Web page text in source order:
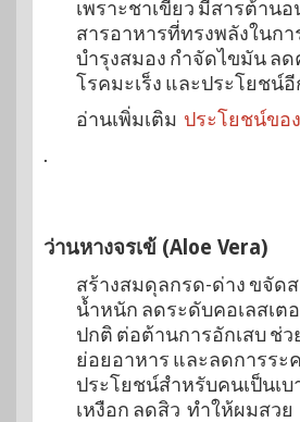
เพราะชาเขียว มีสารต้าน
สารอาหารที่ทรงพลังในก
บำรุงสมอง กำจัดไขมัน ลด
โรคมะเร็ง และประโยชน์
อ่านเพิ่มเติม ประโยชน์ขอ
.
ว่านหางจรเข้ (Aloe Vera)
สร้างสมดุลกรด-ด่าง ขจัด
น้ำหนัก ลดระดับคอเลสเต
ปกติ ต่อต้านการอักเสบ ช่
ย่อยอาหาร และลดการระ
ประโยชน์สำหรับคนเป็นเบ
เหงือก ลดสิว ทำให้ผมสวย